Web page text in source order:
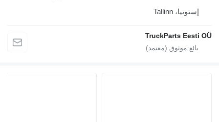
إستونيا، Tallinn
TruckParts Eesti